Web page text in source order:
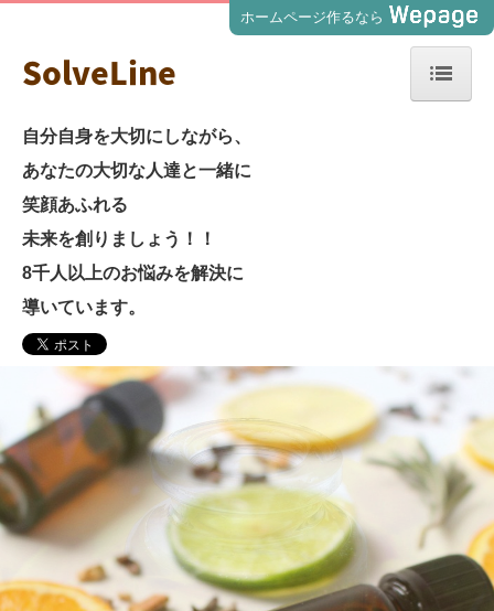
ホームページ作るなら
ホーム
香り&心のセッション
香りの時間
ブログ＆お知らせ
オイルご購入
お問合せ
会社概要
個人情報保護方針
SolveLine
自分自身を大切にしながら、
あなたの大切な人達と一緒に
笑顔あふれる
未来を創りましょう！！
8千人以上のお悩みを解決に
導いています。